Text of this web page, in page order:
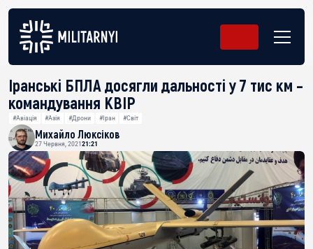
Іранські БПЛА досягли дальності у 7 тис км –
командування КВІР
#Авіація #Азія #Дрони #Іран #Світ
Михайло Люксіков
27 Червня, 202121:21